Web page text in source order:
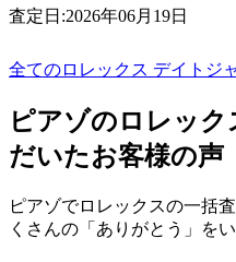
査定日:2026年06月19日
全てのロレックス デイトジ
ピアゾのロレック
だいたお客様の声
ピアゾでロレックスの一括
くさんの「ありがとう」を